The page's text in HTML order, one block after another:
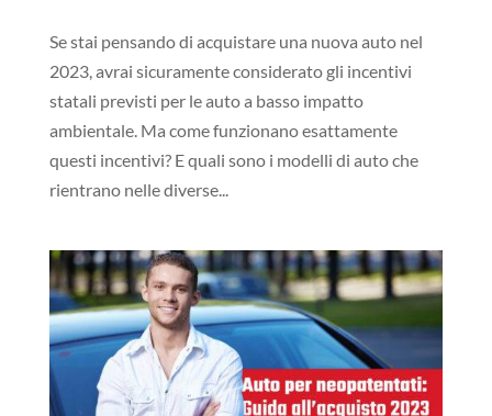
Se stai pensando di acquistare una nuova auto nel
2023, avrai sicuramente considerato gli incentivi
statali previsti per le auto a basso impatto
ambientale. Ma come funzionano esattamente
questi incentivi? E quali sono i modelli di auto che
rientrano nelle diverse...